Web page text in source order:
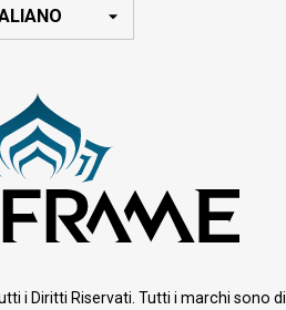
i Diritti Riservati. Tutti i marchi sono di